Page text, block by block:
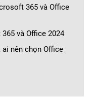
365 và Office
và Office 2024
nên chọn Office